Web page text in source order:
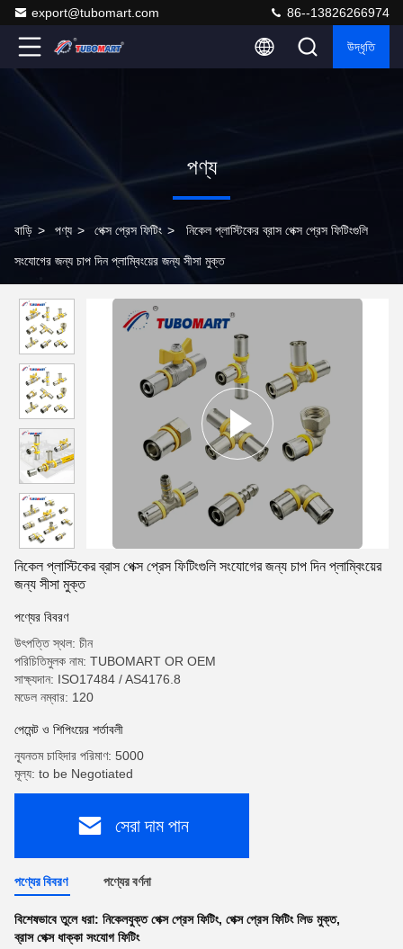
export@tubomart.com 86--13826266974
উদ্ধৃতি
পণ্য
বাড়ি > পণ্য > পেক্স প্রেস ফিটিং > নিকেল প্লাস্টিকের ব্রাস পেক্স প্রেস ফিটিংগুলি
সংযোগের জন্য চাপ দিন প্লাম্বিংয়ের জন্য সীসা মুক্ত
নিকেল প্লাস্টিকের ব্রাস পেক্স প্রেস ফিটিংগুলি সংযোগের জন্য চাপ দিন প্লাম্বিংয়ের
জন্য সীসা মুক্ত
পণ্যের বিবরণ
উৎপত্তি স্থল: চীন
পরিচিতিমুলক নাম: TUBOMART OR OEM
সাক্ষ্যদান: ISO17484 / AS4176.8
মডেল নম্বার: 120
পেমেন্ট ও শিপিংয়ের শর্তাবলী
ন্যূনতম চাহিদার পরিমাণ: 5000
মূল্য: to be Negotiated
সেরা দাম পান
পণ্যের বিবরণ পণ্যের বর্ণনা
বিশেষভাবে তুলে ধরা: নিকেলযুক্ত পেক্স প্রেস ফিটিং, পেক্স প্রেস ফিটিং লিড মুক্ত,
ব্রাস পেক্স ধাক্কা সংযোগ ফিটিং